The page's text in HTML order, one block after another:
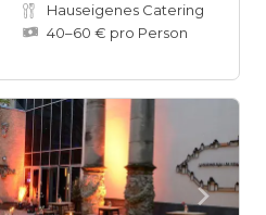
Hauseigenes Catering
40–60 € pro Person